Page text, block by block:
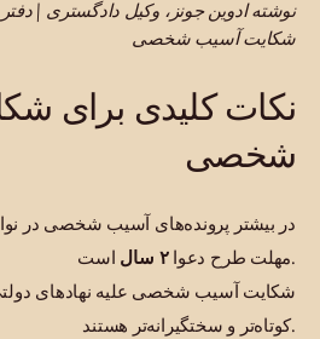
شکایت آسیب شخصی
شخصی
در بیشتر پرونده‌های آسیب شخصی در نوادا،
مهلت طرح دعوا۲ سال
است.
شکایت آسیب شخصی علیه نهادهای
کوتاه‌تر و سختگیرانه‌تر هستند.